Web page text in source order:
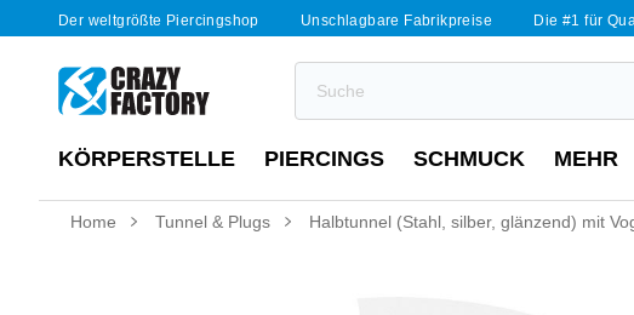
Der weltgrößte Piercingshop Unschlagbare Fabrikpreise Die #1 für
KÖRPERSTELLE PIERCINGS SCHMUCK MEHR
Home Tunnel & Plugs Halbtunnel (Stahl, silber, glänzend) mit